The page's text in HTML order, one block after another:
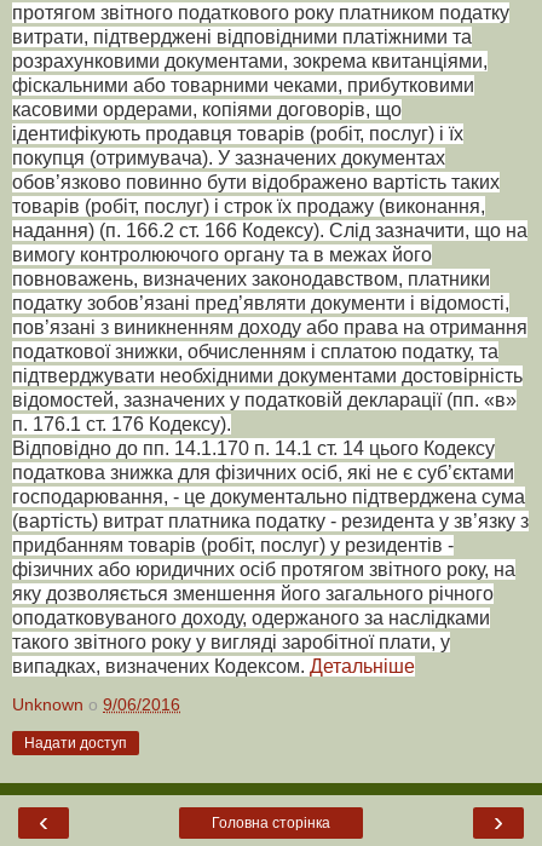
протягом звітного податкового року платником податку
витрати, підтверджені відповідними платіжними та
розрахунковими документами, зокрема квитанціями,
фіскальними або товарними чеками, прибутковими
касовими ордерами, копіями договорів, що
ідентифікують продавця товарів (робіт, послуг) і їх
покупця (отримувача). У зазначених документах
обов’язково повинно бути відображено вартість таких
товарів (робіт, послуг) і строк їх продажу (виконання,
надання) (п. 166.2 ст. 166 Кодексу). Слід зазначити, що на
вимогу контролюючого органу та в межах його
повноважень, визначених законодавством, платники
податку зобов’язані пред’являти документи і відомості,
пов’язані з виникненням доходу або права на отримання
податкової знижки, обчисленням і сплатою податку, та
підтверджувати необхідними документами достовірність
відомостей, зазначених у податковій декларації (пп. «в»
п. 176.1 ст. 176 Кодексу).
Відповідно до пп. 14.1.170 п. 14.1 ст. 14 цього Кодексу
податкова знижка для фізичних осіб, які не є суб’єктами
господарювання, - це документально підтверджена сума
(вартість) витрат платника податку - резидента у зв’язку з
придбанням товарів (робіт, послуг) у резидентів -
фізичних або юридичних осіб протягом звітного року, на
яку дозволяється зменшення його загального річного
оподатковуваного доходу, одержаного за наслідками
такого звітного року у вигляді заробітної плати, у
випадках, визначених Кодексом. Детальніше
Unknown о 9/06/2016
Надати доступ
‹ ›
Головна сторінка